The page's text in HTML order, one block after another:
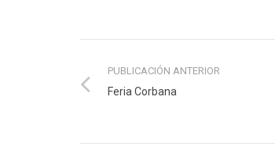
PUBLICACIÓN ANTERIOR
Feria Corbana